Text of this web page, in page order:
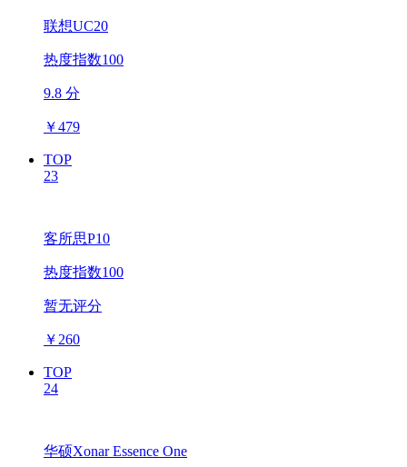
联想UC20
热度指数100
9.8 分
￥479
TOP
23
客所思P10
热度指数100
暂无评分
￥ 260
TOP
24
华硕Xonar Essence One